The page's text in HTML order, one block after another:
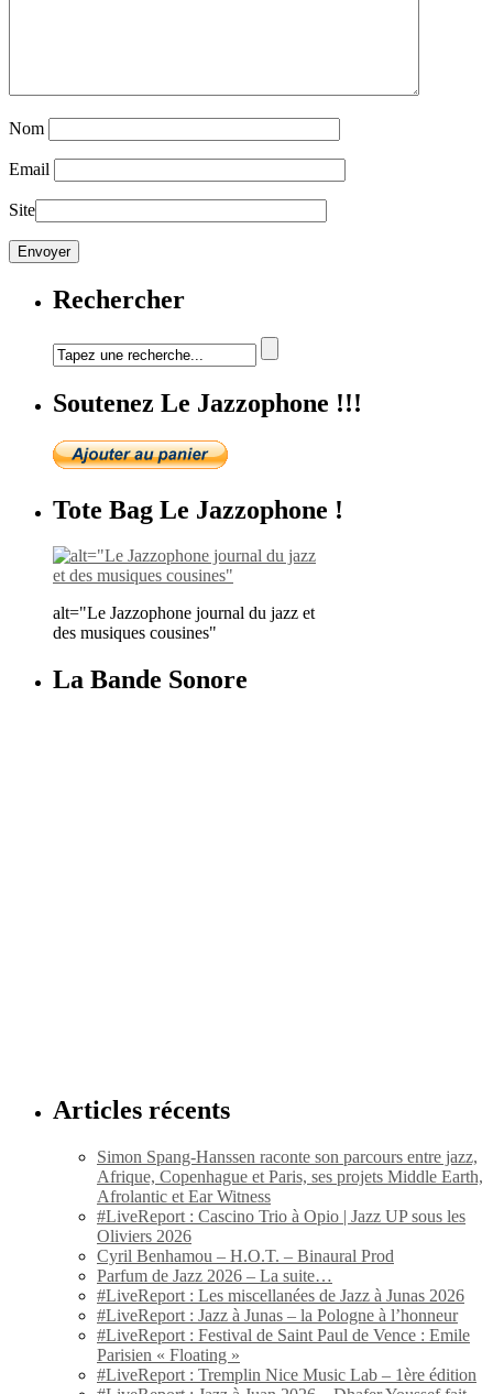
Nom
Email
Site
Rechercher
Soutenez Le Jazzophone !!!
Tote Bag Le Jazzophone !
alt="Le Jazzophone journal du jazz et
des musiques cousines"
La Bande Sonore
Articles récents
Simon Spang-Hanssen raconte son parcours entre jazz,
Afrique, Copenhague et Paris, ses projets Middle Earth,
Afrolantic et Ear Witness
#LiveReport : Cascino Trio à Opio | Jazz UP sous les
Oliviers 2026
Cyril Benhamou – H.O.T. – Binaural Prod
Parfum de Jazz 2026 – La suite…
#LiveReport : Les miscellanées de Jazz à Junas 2026
#LiveReport : Jazz à Junas – la Pologne à l’honneur
#LiveReport : Festival de Saint Paul de Vence : Emile
Parisien « Floating »
#LiveReport : Tremplin Nice Music Lab – 1ère édition